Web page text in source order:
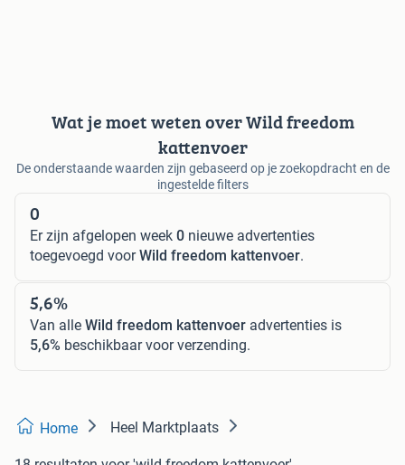
Wat je moet weten over Wild freedom
kattenvoer
De onderstaande waarden zijn gebaseerd op je zoekopdracht en de
ingestelde filters
0
Er zijn afgelopen week 0 nieuwe advertenties
toegevoegd voorWild freedom kattenvoer.
5,6%
Van alle Wild freedom kattenvoer advertenties is
5,6% beschikbaar voor verzending.
Home Heel Marktplaats